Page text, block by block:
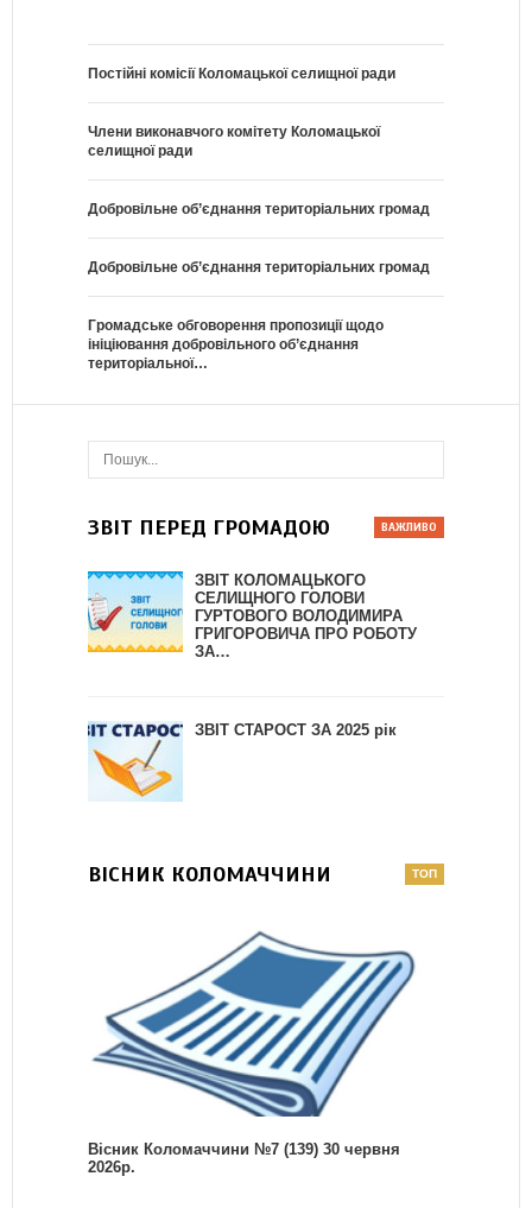
Постійні комісії Коломацької селищної ради
Члени виконавчого комітету Коломацької
селищної ради
Добровільне об’єднання територіальних громад
Добровільне об’єднання територіальних громад
Громадське обговорення пропозиції щодо
ініціювання добровільного об’єднання
територіальної…
ЗВІТ ПЕРЕД ГРОМАДОЮ
ЗВІТ КОЛОМАЦЬКОГО
СЕЛИЩНОГО ГОЛОВИ
ГУРТОВОГО ВОЛОДИМИРА
ГРИГОРОВИЧА ПРО РОБОТУ
ЗА…
ЗВІТ СТАРОСТ ЗА 2025 рік
ВІСНИК КОЛОМАЧЧИНИ
Вісник Коломаччини №7 (139) 30 червня
2026р.